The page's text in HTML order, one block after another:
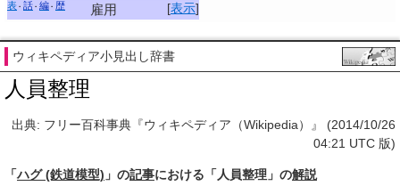
[表示]
表 話 編 歴 雇用
ウィキペディア小見出し辞書
人員整理
出典: フリー百科事典『ウィキペディア（Wikipedia）』 (2014/10/26
04:21 UTC 版)
「ハグ (鉄道模型) 」の記事における「人員整理」の解説